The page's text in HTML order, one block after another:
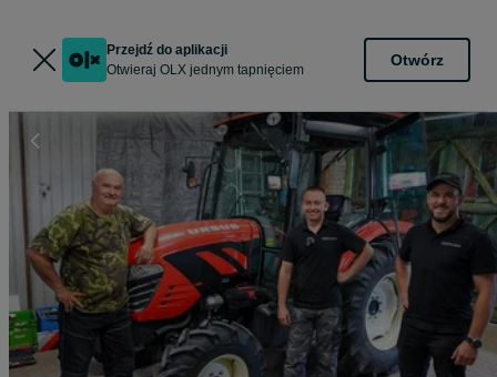
Przejdź do aplikacji
Otwieraj OLX jednym tapnięciem
Otwórz